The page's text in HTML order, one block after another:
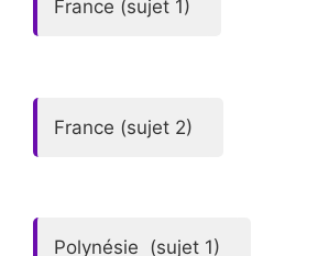
France (sujet 1)
France (sujet 2)
Polynésie (sujet 1)